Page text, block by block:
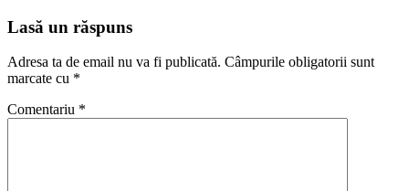
Lasă un răspuns
Adresa ta de email nu va fi publicată. Câmpurile obligatorii sunt
marcate cu *
Comentariu *